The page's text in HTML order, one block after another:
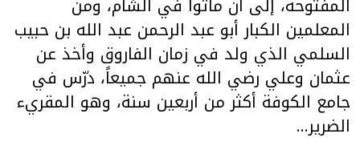
المعلمين الكبار أبو عبد الرحمن عبد الله بن حبيب
السلمي الذي ولد في زمان الفاروق وأخذ عن
عثمان وعلي رضي الله عنهم جميعاً، درّس في
جامع الكوفة أكثر من أربعين سنة، وهو المقريء
الضرير…